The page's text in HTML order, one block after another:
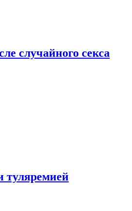
случайного секса
туляремией